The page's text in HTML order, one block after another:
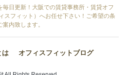
日更新！大阪での賃貸事務所・賃貸オフ
スフィット）へお任せ下さい！ご希望の条
内致します。
は オフィスフィットブログ